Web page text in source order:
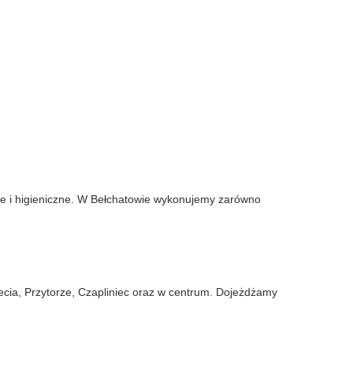
higieniczne. W Bełchatowie wykonujemy zarówno
Przytorze, Czapliniec oraz w centrum. Dojeżdżamy